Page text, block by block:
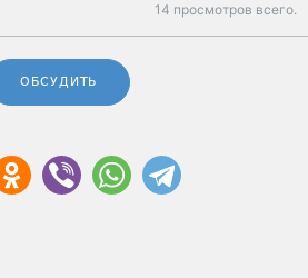
14 просмотров всего.
ОБСУДИТЬ